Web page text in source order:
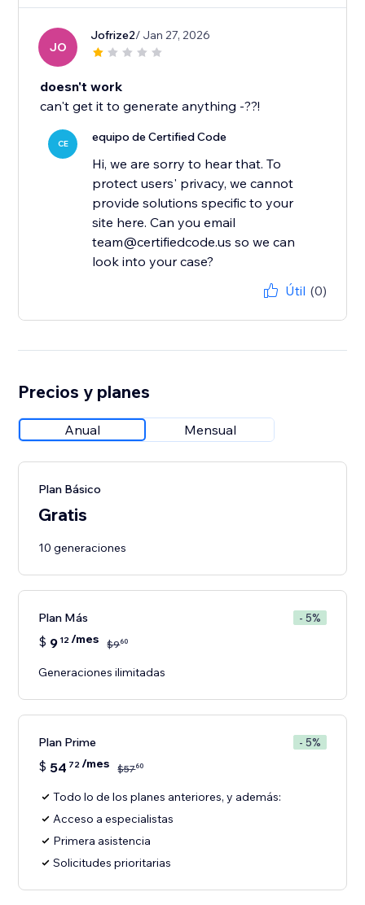
JO
Jofrize2/ Jan 27, 2026
doesn't work
can't get it to generate anything -??!
CE equipo de Certified Code
Hi, we are sorry to hear that. To
protect users' privacy, we cannot
provide solutions specific to your
site here. Can you email
team@certifiedcode.us so we can
look into your case?
Útil (0)
Precios y planes
Anual Mensual
Plan Básico
Gratis
10 generaciones
Plan Más - 5%
$ 9 12/mes $960
Generaciones ilimitadas
Plan Prime - 5%
$ 54 72/mes $5760
Todo lo de los planes anteriores, y además:
Acceso a especialistas
Primera asistencia
Solicitudes prioritarias